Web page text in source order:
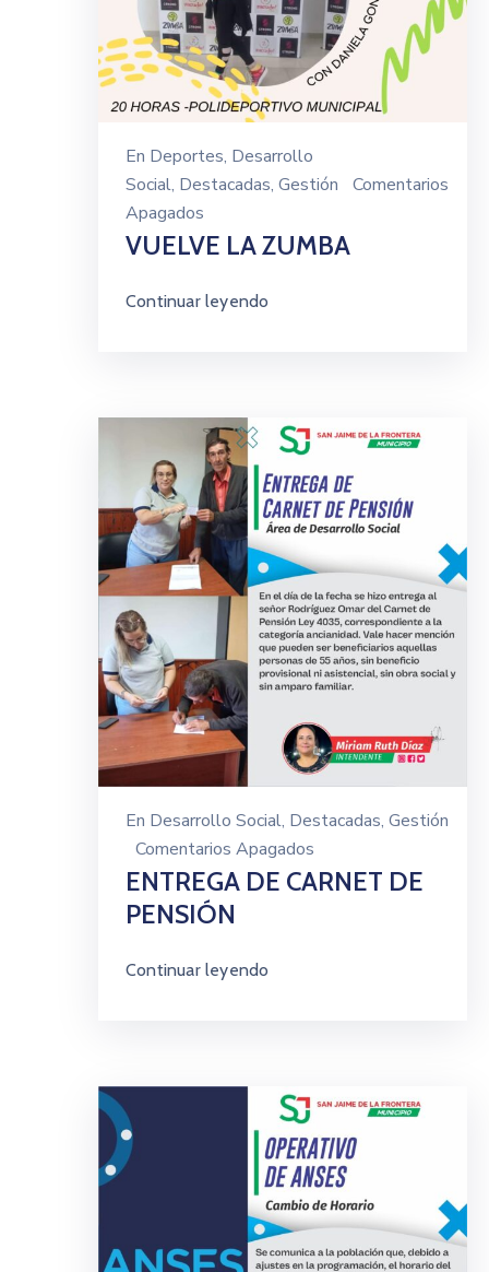
En Deportes‚ Desarrollo
Social‚ Destacadas‚ Gestión
Comentarios
Apagados
VUELVE LA ZUMBA
Continuar leyendo
En Desarrollo Social‚ Destacadas‚ Gestión
Comentarios Apagados
ENTREGA DE CARNET DE
PENSIÓN
Continuar leyendo